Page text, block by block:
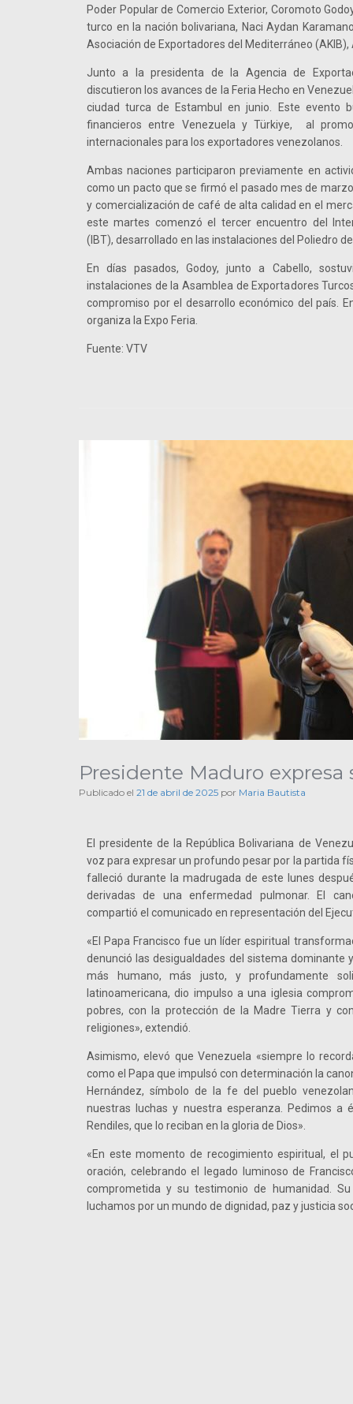
Poder Popular de Comercio Exterior, Coromoto
turco en la nación bolivariana, Naci Aydan
Asociación de Exportadores del Mediterráneo
Junto a la presidenta de la Agencia de
discutieron los avances de la Feria Hecho en
ciudad turca de Estambul en junio. Este evento
financieros entre Venezuela y Türkiye, al
internacionales para los exportadores venezolanos.
Ambas naciones participaron previamente en
como un pacto que se firmó el pasado mes de
y comercialización de café de alta calidad en el
este martes comenzó el tercer encuentro del
(IBT), desarrollado en las instalaciones del Poliedro
En días pasados, Godoy, junto a Cabello,
instalaciones de la Asamblea de Exportadores
compromiso por el desarrollo económico del país.
organiza la Expo Feria.
Fuente: VTV
Presidente Maduro expresa
Publicado el 21 de abril de 2025 por Maria Bautista
El presidente de la República Bolivariana de
voz para expresar un profundo pesar por la partida
falleció durante la madrugada de este lunes
derivadas de una enfermedad pulmonar. El
compartió el comunicado en representación del
«El Papa Francisco fue un líder espiritual
denunció las desigualdades del sistema dominante
más humano, más justo, y profundamente
latinoamericana, dio impulso a una iglesia
pobres, con la protección de la Madre Tierra y
religiones», extendió.
Asimismo, elevó que Venezuela «siempre lo
como el Papa que impulsó con determinación la
Hernández, símbolo de la fe del pueblo
nuestras luchas y nuestra esperanza. Pedimos a
Rendiles, que lo reciban en la gloria de Dios».
«En este momento de recogimiento espiritual, el
oración, celebrando el legado luminoso de
comprometida y su testimonio de humanidad.
luchamos por un mundo de dignidad, paz y justicia